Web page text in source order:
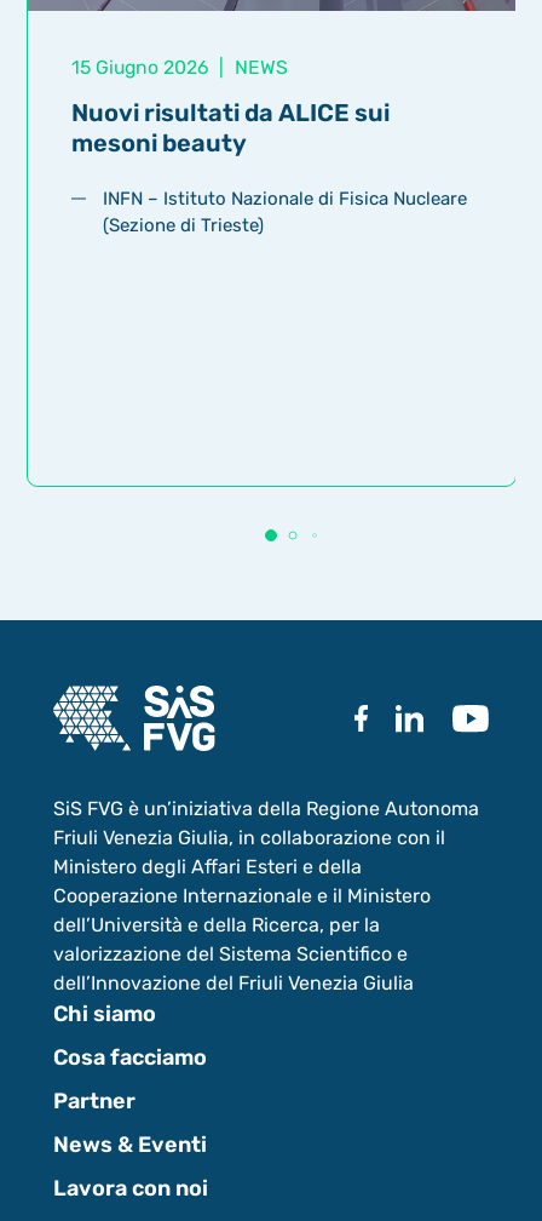
15 Giugno 2026 NEWS
Nuovi risultati da ALICE sui
mesoni beauty
INFN – Istituto Nazionale di Fisica Nucleare
(Sezione di Trieste)
SiS FVG è un’iniziativa della Regione Autonoma
Friuli Venezia Giulia, in collaborazione con il
Ministero degli Affari Esteri e della
Cooperazione Internazionale e il Ministero
dell’Università e della Ricerca, per la
valorizzazione del Sistema Scientifico e
dell’Innovazione del Friuli Venezia Giulia
Chi siamo
Cosa facciamo
Partner
News & Eventi
Lavora con noi